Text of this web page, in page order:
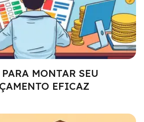
MONTAR SEU
EFICAZ